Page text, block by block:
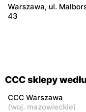
Warszawa, ul.
43
CCC
Łomianki, ul. Brukowa
CCC
CCC sklepy
CCC Warszawa
(woj. mazowieckie)